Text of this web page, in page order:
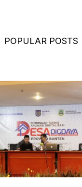
POPULAR POSTS